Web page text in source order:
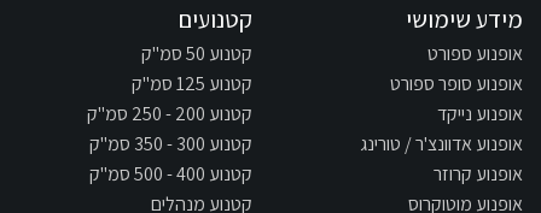
מידע שימושי
אופנוע ספורט
אופנוע סופר ספורט
אופנוע נייקד
אופנוע אדוונצ'ר / טורינג
אופנוע קרוזר
אופנוע מוטוקרוס
קטנועים
קטנוע 50 סמ"ק
קטנוע 125 סמ"ק
קטנוע 200 - 250 סמ"ק
קטנוע 300 - 350 סמ"ק
קטנוע 400 - 500 סמ"ק
קטנוע מנהלים